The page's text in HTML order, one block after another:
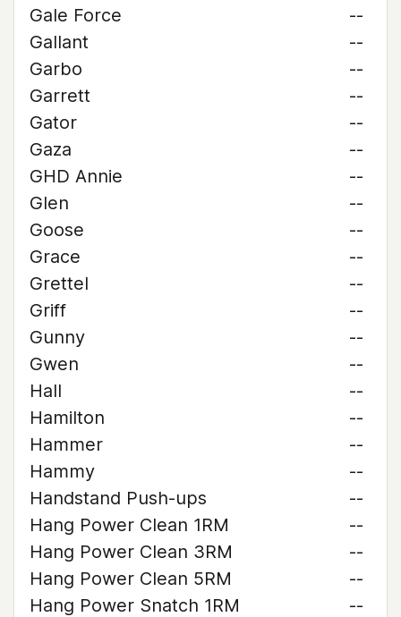
Gale Force
--
Gallant
--
Garbo
--
Garrett
--
Gator
--
Gaza
--
GHD Annie
--
Glen
--
Goose
--
Grace
--
Grettel
--
Griff
--
Gunny
--
Gwen
--
Hall
--
Hamilton
--
Hammer
--
Hammy
--
Handstand Push-ups
--
Hang Power Clean 1RM
--
Hang Power Clean 3RM
--
Hang Power Clean 5RM
--
Hang Power Snatch 1RM
--